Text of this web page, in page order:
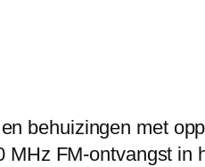
behuizingen met
FM-ontvangst in